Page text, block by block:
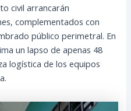
civil arrancarán
complementados con
público perimetral. En
un lapso de apenas 48
logística de los equipos